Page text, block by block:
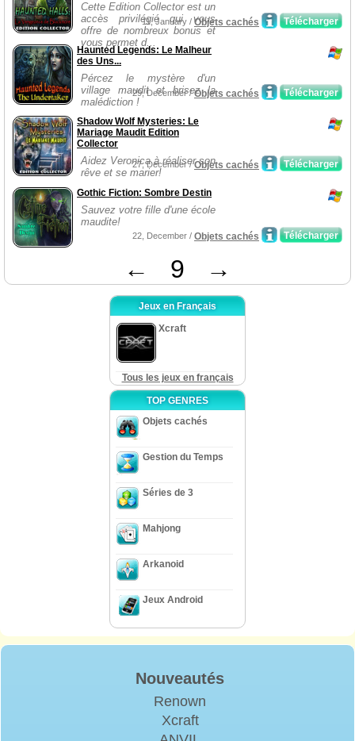
Cette Edition Collector est un
accès privilégié qui vous
offre de nombreux bonus et
vous permet d...
Télécharger
11, January / Objets cachés
Haunted Legends: Le Malheur
des Uns...
Pércez le mystère d'un
village maudit et brisez la
malédiction !
Télécharger
29, December /Objets cachés
Shadow Wolf Mysteries: Le
Mariage Maudit Edition
Collector
Aidez Veronica à réaliser son
rêve et se marier!
Télécharger
27, December /Objets cachés
Gothic Fiction: Sombre Destin
Sauvez votre fille d'une école
maudite!
Télécharger
22, December / Objets cachés
← 9 →
Jeux en Français
Xcraft
Tous les jeux en français
TOP GENRES
Objets cachés
Gestion du Temps
Séries de 3
Mahjong
Arkanoid
Jeux Android
Nouveautés
Renown
Xcraft